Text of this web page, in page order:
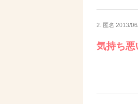
2. 匿名 2013/
気持ち悪